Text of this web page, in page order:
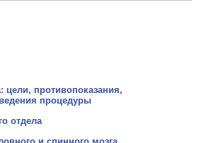
цели, противопоказания,
процедуры
отдела